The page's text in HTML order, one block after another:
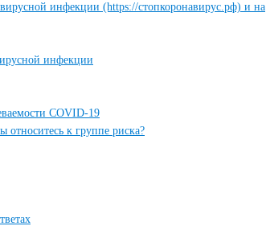
инфекции (https://стопкоронавирус.рф) и на
инфекции
COVID-19
относитесь к группе риска?